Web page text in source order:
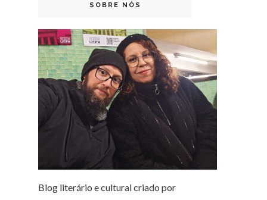
SOBRE NÓS
Blog literário e cultural criado por